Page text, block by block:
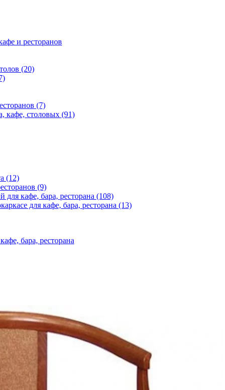
и ресторанов
(20)
(7)
кафе, столовых (91)
(12)
(9)
для кафе, бара, ресторана (108)
для кафе, бара, ресторана (13)
бара, ресторана